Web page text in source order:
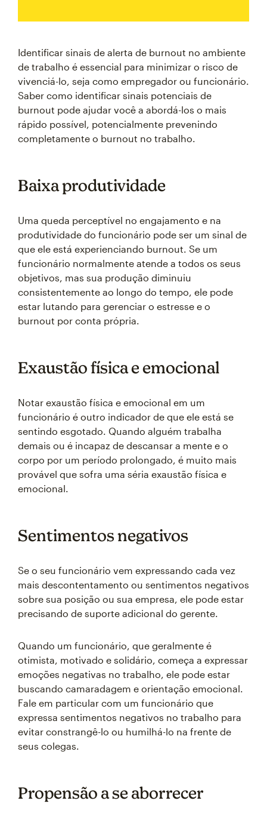
Identificar sinais de alerta de burnout no ambiente
de trabalho é essencial para minimizar o risco de
vivenciá-lo, seja como empregador ou funcionário.
Saber como identificar sinais potenciais de
burnout pode ajudar você a abordá-los o mais
rápido possível, potencialmente prevenindo
completamente o burnout no trabalho.
Baixa produtividade
Uma queda perceptível no engajamento e na
produtividade do funcionário pode ser um sinal de
que ele está experienciando burnout. Se um
funcionário normalmente atende a todos os seus
objetivos, mas sua produção diminuiu
consistentemente ao longo do tempo, ele pode
estar lutando para gerenciar o estresse e o
burnout por conta própria.
Exaustão física e emocional
Notar exaustão física e emocional em um
funcionário é outro indicador de que ele está se
sentindo esgotado. Quando alguém trabalha
demais ou é incapaz de descansar a mente e o
corpo por um período prolongado, é muito mais
provável que sofra uma séria exaustão física e
emocional.
Sentimentos negativos
Se o seu funcionário vem expressando cada vez
mais descontentamento ou sentimentos negativos
sobre sua posição ou sua empresa, ele pode estar
precisando de suporte adicional do gerente.
Quando um funcionário, que geralmente é
otimista, motivado e solidário, começa a expressar
emoções negativas no trabalho, ele pode estar
buscando camaradagem e orientação emocional.
Fale em particular com um funcionário que
expressa sentimentos negativos no trabalho para
evitar constrangê-lo ou humilhá-lo na frente de
seus colegas.
Propensão a se aborrecer